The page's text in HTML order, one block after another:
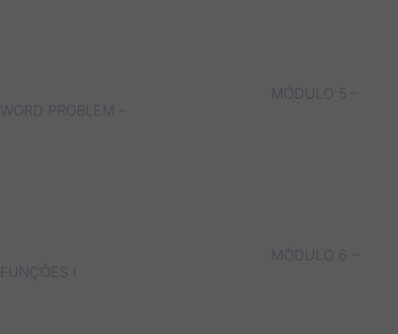
MÓDULO 5 –
WORD PROBLEM –
MÓDULO 6 –
FUNÇÕES I